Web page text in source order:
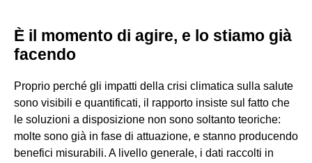
È il momento di agire, e lo stiamo già
facendo
Proprio perché gli impatti della crisi climatica sulla salute
sono visibili e quantificati, il rapporto insiste sul fatto che
le soluzioni a disposizione non sono soltanto teoriche:
molte sono già in fase di attuazione, e stanno producendo
benefici misurabili. A livello generale, i dati raccolti in